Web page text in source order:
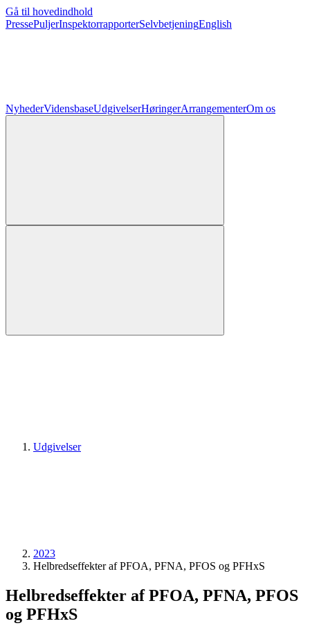
Gå til hovedindhold
PressePuljerInspektorrapporterSelvbetjeningEnglish
NyhederVidensbaseUdgivelserHøringerArrangementerOm os
Udgivelser
2023
Helbredseffekter af PFOA, PFNA, PFOS og PFHxS
Helbredseffekter af PFOA, PFNA, PFOS
og PFHxS